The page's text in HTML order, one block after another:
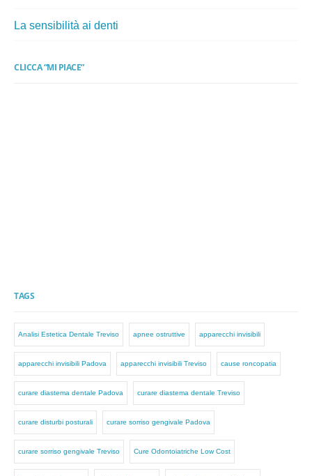
La sensibilità ai denti
CLICCA “MI PIACE”
TAGS
Analisi Estetica Dentale Treviso apnee ostruttive apparecchi invisibili
apparecchi invisibili Padova apparecchi invisibili Treviso cause roncopatia
curare diastema dentale Padova curare diastema dentale Treviso
curare disturbi posturali curare sorriso gengivale Padova
curare sorriso gengivale Treviso Cure Odontoiatriche Low Cost